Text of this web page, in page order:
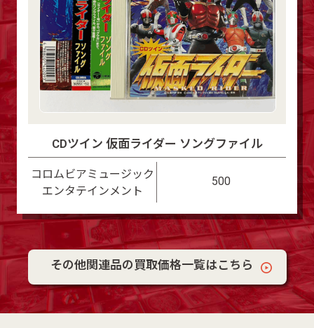
CDツイン 仮面ライダー ソングファイル
コロムビアミュージック
エンタテインメント
500
その他関連品の買取価格一覧はこちら